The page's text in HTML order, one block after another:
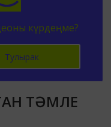
в
ТӘМЛЕ
күрдеңме?
Тулырак